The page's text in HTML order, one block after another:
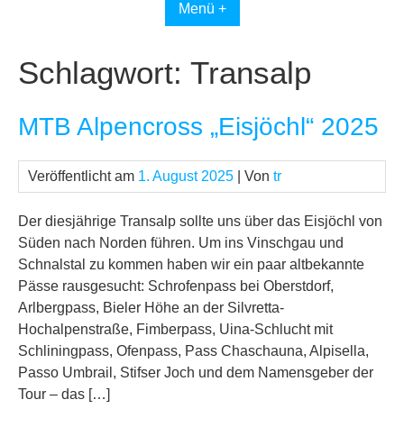
Menü +
Schlagwort: Transalp
MTB Alpencross „Eisjöchl“ 2025
Veröffentlicht am 1. August 2025 | Von tr
Der diesjährige Transalp sollte uns über das Eisjöchl von
Süden nach Norden führen. Um ins Vinschgau und
Schnalstal zu kommen haben wir ein paar altbekannte
Pässe rausgesucht: Schrofenpass bei Oberstdorf,
Arlbergpass, Bieler Höhe an der Silvretta-
Hochalpenstraße, Fimberpass, Uina-Schlucht mit
Schliningpass, Ofenpass, Pass Chaschauna, Alpisella,
Passo Umbrail, Stifser Joch und dem Namensgeber der
Tour – das […]